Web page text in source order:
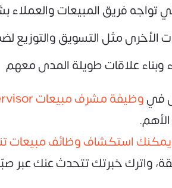
تواجه فريق المبيعات والعملاء
الأخرى مثل التسويق والتوزيع
وبناء علاقات طويلة المدى معهم
فيوظيفة مشرف مبيعات Sales Supervisor
استكشاف وظائف مبيعات
واترك خبرتك تتحدث عنك عبر